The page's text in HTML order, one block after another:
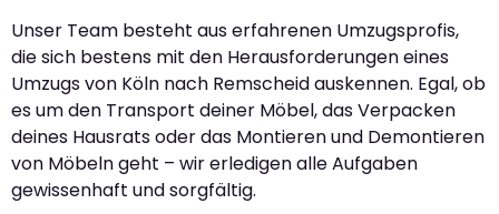
Unser Team besteht aus erfahrenen Umzugsprofis,
die sich bestens mit den Herausforderungen eines
Umzugs von Köln nach Remscheid auskennen. Egal, ob
es um den Transport deiner Möbel, das Verpacken
deines Hausrats oder das Montieren und Demontieren
von Möbeln geht – wir erledigen alle Aufgaben
gewissenhaft und sorgfältig.